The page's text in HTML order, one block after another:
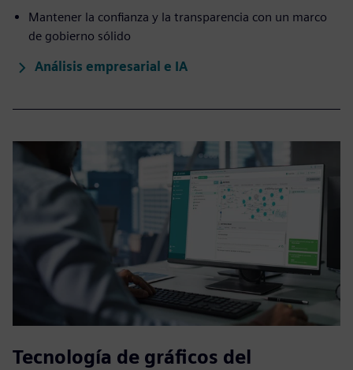
Mantener la confianza y la transparencia con un marco
de gobierno sólido
Análisis empresarial e IA
Tecnología de gráficos del